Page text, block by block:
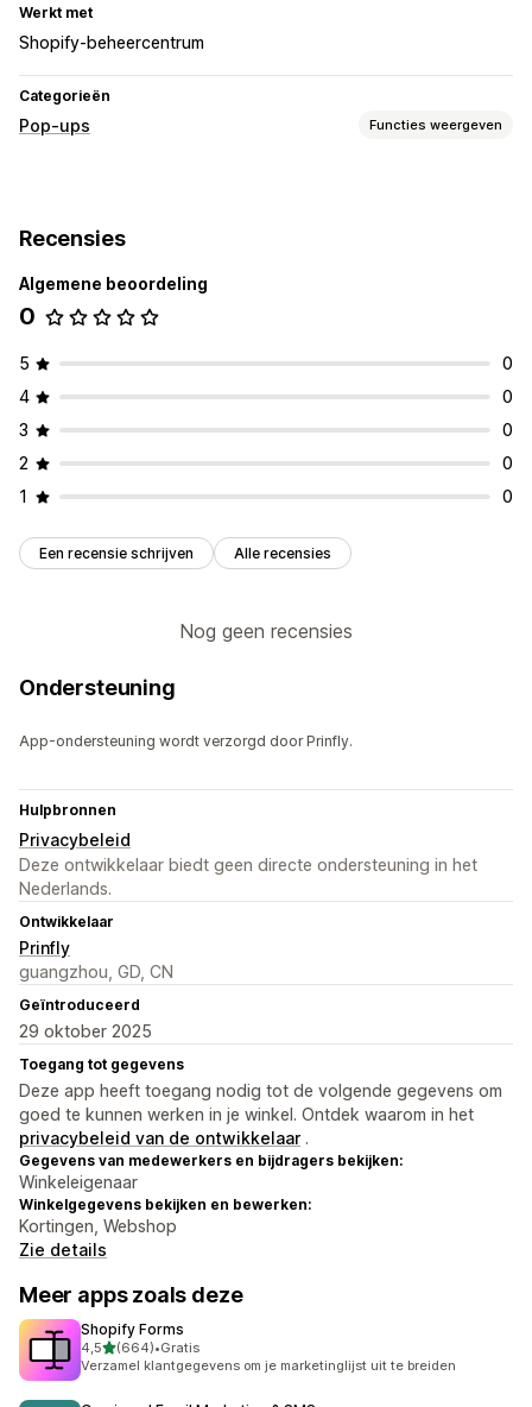
Werkt met
Shopify-beheercentrum
Categorieën
Pop-ups Functies weergeven
Kortingen Beloningen
Formulieren
Banners
Waarschuwingspop-ups
Pop-ups op maat
Pop-ups beheren
Templates
Lijst voor e-mailverzameling Triggers en regels
Automatiseringen Geolocatie Analytics Tracking
Recensies
Algemene beoordeling
0
5
0
4
0
3
0
2
0
1
0
Een recensie schrijven Alle recensies
Nog geen recensies
Ondersteuning
App-ondersteuning wordt verzorgd door Prinfly.
Hulpbronnen
Privacybeleid
Deze ontwikkelaar biedt geen directe ondersteuning in het
Nederlands.
Ontwikkelaar
Prinfly
guangzhou, GD, CN
Geïntroduceerd
29 oktober 2025
Toegang tot gegevens
Deze app heeft toegang nodig tot de volgende gegevens om
goed te kunnen werken in je winkel. Ontdek waarom in het
privacybeleid van de ontwikkelaar .
Gegevens van medewerkers en bijdragers bekijken:
Winkeleigenaar
Winkelgegevens bekijken en bewerken:
Kortingen, Webshop
Zie details
Meer apps zoals deze
Shopify Forms
4,5van 5 sterren
(664)
664 recensies in totaal
•Gratis
Verzamel klantgegevens om je marketinglijst uit te breiden